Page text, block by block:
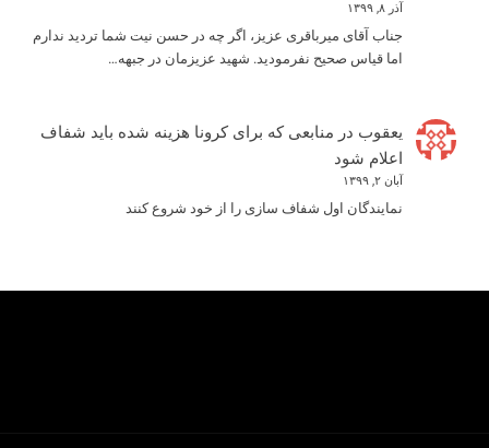
آذر ۸, ۱۳۹۹
جناب آقای میرباقری عزیز، اگر چه در حسن نیت شما تردید ندارم
اما قیاس صحیح نفرمودید. شهید عزیزمان در جبهه…
یعقوب در منابعی که برای کرونا هزینه شده باید شفاف
اعلام شود
آبان ۲, ۱۳۹۹
نمایندگان اول شفاف سازی را از خود شروع کنند